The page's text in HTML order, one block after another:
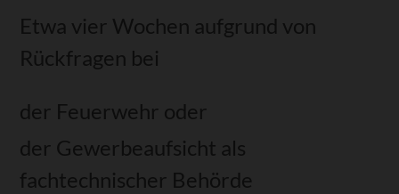
Etwa vier Wochen aufgrund von
Rückfragen bei
der Feuerwehr oder
der Gewerbeaufsicht als
fachtechnischer Behörde